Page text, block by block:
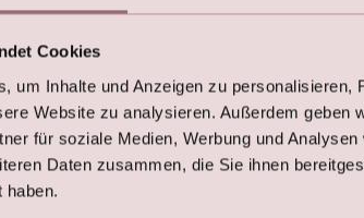
Cookies
um Inhalte und Anzeigen zu
Website zu analysieren. Außerdem geben
für soziale Medien, Werbung und
Daten zusammen, die Sie ihnen
haben.